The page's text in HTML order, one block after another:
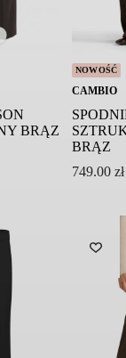
BRĄZ
NOWOŚĆ
CAMBIO
BRĄZ
749.00 zł